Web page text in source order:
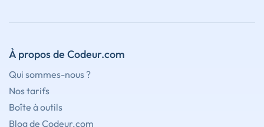
À propos de Codeur.com
Qui sommes-nous ?
Nos tarifs
Boîte à outils
Blog de Codeur.com